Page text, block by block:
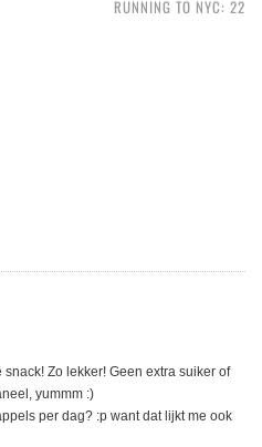
RUNNING TO NYC: 22
Zo lekker! Geen extra suiker of
yummm :)
per dag? :p want dat lijkt me ook